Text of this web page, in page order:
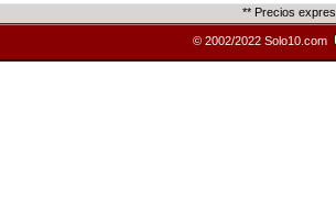
** Precios
© 2002/2022 Solo10.com